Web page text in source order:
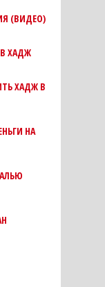
(ВИДЕО)
ХАДЖ
ХАДЖ В
НА